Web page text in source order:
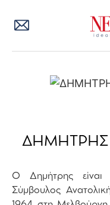
ΔΗΜΗΤΡΗΣ
Ο Δημήτρης είναι
Σύμβουλος